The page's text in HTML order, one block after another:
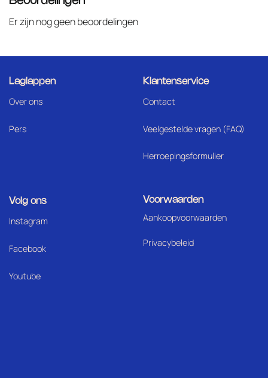
Er zijn nog geen beoordelingen
Laglappen
Over ons
Pers
Klantenservice
Contact
Veelgestelde vragen (FAQ)
Herroepingsformulier
Volg ons
Instagram
Facebook
Youtube
Voorwaarden
Aankoopvoorwaarden
Privacybeleid